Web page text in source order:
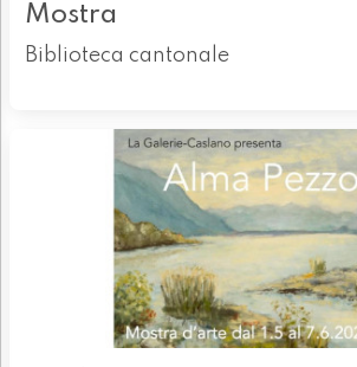
Mostra
Biblioteca cantonale